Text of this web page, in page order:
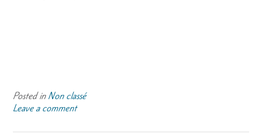
Posted inNon classé
Leave a comment